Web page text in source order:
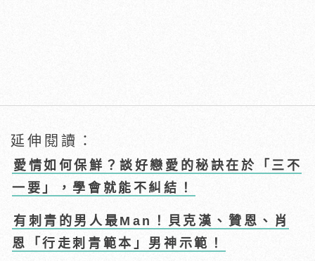
延伸閱讀：
愛情如何保鮮？談好戀愛的秘訣在於「三不
一要」，學會就能不糾結！
有刺青的男人最Man！貝克漢、贊恩、肖
恩「行走刺青範本」男神示範！